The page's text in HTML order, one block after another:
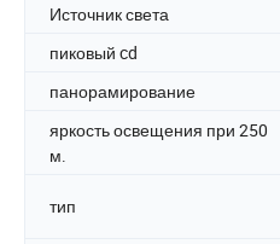
Источник света
пиковый cd
панорамирование
яркость освещения при 250
м.
тип